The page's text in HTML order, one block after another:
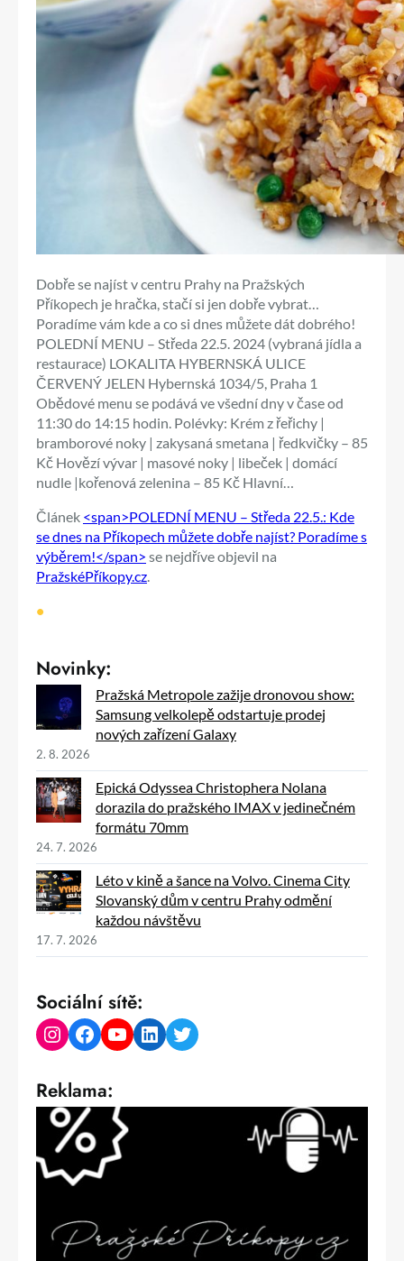
Dobře se najíst v centru Prahy na Pražských
Příkopech je hračka, stačí si jen dobře vybrat…
Poradíme vám kde a co si dnes můžete dát dobrého!
POLEDNÍ MENU – Středa 22.5. 2024 (vybraná jídla a
restaurace) LOKALITA HYBERNSKÁ ULICE
ČERVENÝ JELEN Hybernská 1034/5, Praha 1
Obědové menu se podává ve všední dny v čase od
11:30 do 14:15 hodin. Polévky: Krém z řeřichy |
bramborové noky | zakysaná smetana | ředkvičky – 85
Kč Hovězí vývar | masové noky | libeček | domácí
nudle |kořenová zelenina – 85 Kč Hlavní…
Článek <span>POLEDNÍ MENU – Středa 22.5.: Kde
se dnes na Příkopech můžete dobře najíst? Poradíme s
výběrem!</span> se nejdříve objevil na
PražskéPříkopy.cz
•
Novinky:
Pražská Metropole zažije dronovou show:
Samsung velkolepě odstartuje prodej
nových zařízení Galaxy
2. 8. 2026
Epická Odyssea Christophera Nolana
dorazila do pražského IMAX v jedinečném
formátu 70mm
24. 7. 2026
Léto v kině a šance na Volvo. Cinema City
Slovanský dům v centru Prahy odmění
každou návštěvu
17. 7. 2026
Sociální sítě:
Instagram Facebook YouTube LinkedIn Twitter
Reklama: